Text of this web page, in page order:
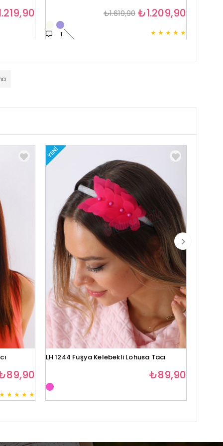
★ ★ ★ ★ ★
1
₺1.209,90
₺1.619,90
★ ★ ★ ★ ★
YENI
LH 1244 Fuşya Kelebekli Lohusa Tacı
₺89,90